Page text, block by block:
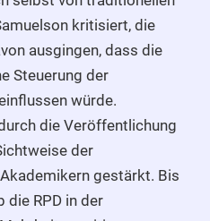
kritisiert, die
ausgingen, dass die
Steuerung der
würde.
die Veröffentlichung
der
gestärkt. Bis
die RPD in der